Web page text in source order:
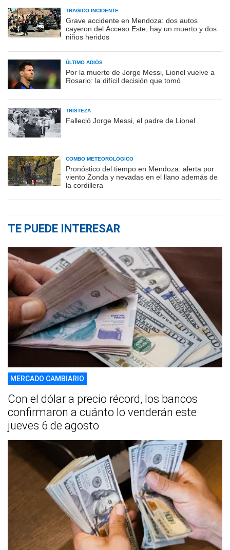
TRÁGICO INCIDENTE
Grave accidente en Mendoza: dos autos
cayeron del Acceso Este, hay un muerto y dos
niños heridos
ÚLTIMO ADIÓS
Por la muerte de Jorge Messi, Lionel vuelve a
Rosario: la difícil decisión que tomó
TRISTEZA
Falleció Jorge Messi, el padre de Lionel
COMBO METEOROLÓGICO
Pronóstico del tiempo en Mendoza: alerta por
viento Zonda y nevadas en el llano además de
la cordillera
TE PUEDE INTERESAR
MERCADO CAMBIARIO
Con el dólar a precio récord, los bancos
confirmaron a cuánto lo venderán este
jueves 6 de agosto